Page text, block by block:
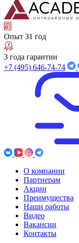
Опыт 31 год
3 года гарантии
+7 (495) 646-74-74
О компании
Партнерам
Акции
Преимущества
Наши работы
Видео
Вакансии
Контакты